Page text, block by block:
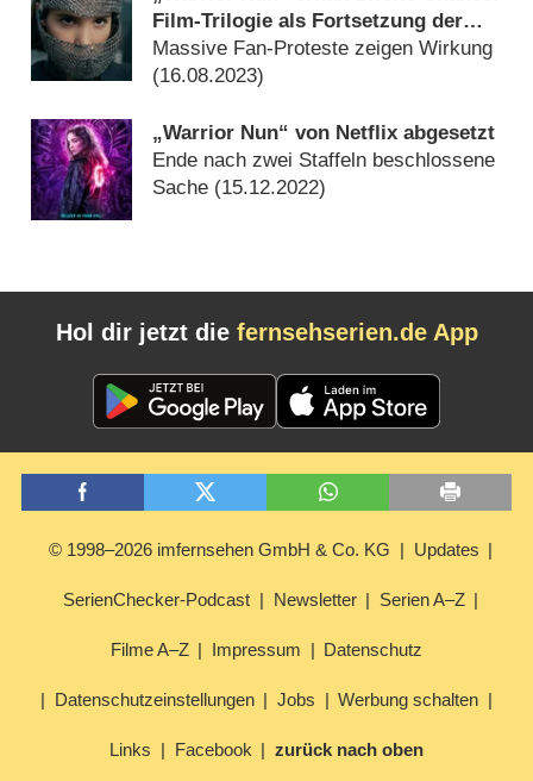
Film-Trilogie als Fortsetzung der
Netflix-Serie geplant
Massive Fan-Proteste zeigen Wirkung
(16.08.2023)
„Warrior Nun“ von Netflix abgesetzt
Ende nach zwei Staffeln beschlossene
Sache (15.12.2022)
Hol dir jetzt die fernsehserien.de App
© 1998–2026 imfernsehen GmbH & Co. KG Updates
SerienChecker-Podcast Newsletter Serien A–Z
Filme A–Z Impressum Datenschutz
Datenschutzeinstellungen Jobs Werbung schalten
Links Facebook zurück nach oben